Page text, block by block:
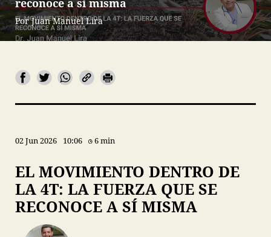
reconoce a sí misma
Por Juan Manuel Lira
02 Jun 2026 10:06 6 min
EL MOVIMIENTO DENTRO DE
LA 4T: LA FUERZA QUE SE
RECONOCE A SÍ MISMA